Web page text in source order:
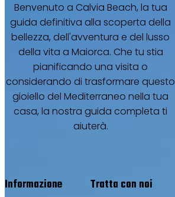
Benvenuto a Calvia Beach, la tua
guida definitiva alla scoperta della
bellezza, dell'avventura e del lusso
della vita a Maiorca. Che tu stia
pianificando una visita o
considerando di trasformare questo
gioiello del Mediterraneo nella tua
casa, la nostra guida completa ti
aiuterà.
Informazione Tratta con noi